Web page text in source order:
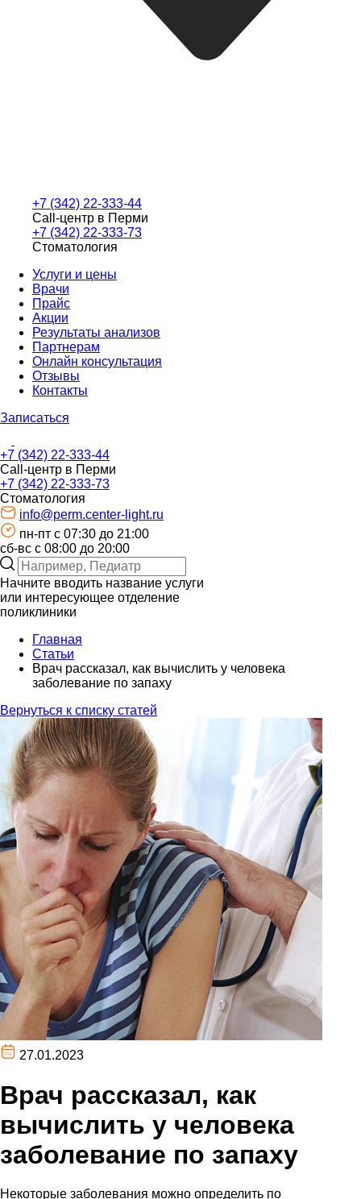
+7 (342) 22-333-44
Call-центр в Перми
+7 (342) 22-333-73
Стоматология
Услуги и цены
Врачи
Прайс
Акции
Результаты анализов
Партнерам
Онлайн консультация
Отзывы
Контакты
Записаться
+7 (342) 22-333-44
Call-центр в Перми
+7 (342) 22-333-73
Стоматология
info@perm.center-light.ru
пн-пт c 07:30 до 21:00
сб-вс с 08:00 до 20:00
Начните вводить название услуги
или интересующее отделение
поликлиники
Главная
Статьи
Врач рассказал, как вычислить у человека
заболевание по запаху
Вернуться к списку статей
27.01.2023
Врач рассказал, как
вычислить у человека
заболевание по запаху
Некоторые заболевания можно определить по